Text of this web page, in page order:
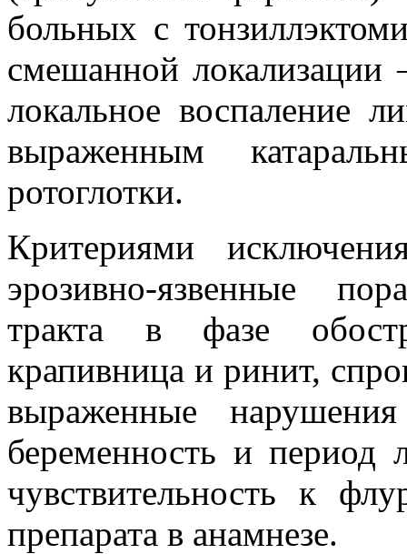
больных с
смешанной
локальное воспаление
выраженным
ротоглотки.
Критериями
эрозивно-язвенные
тракта в фазе
крапивница и ринит,
выраженные
беременность и период
чувствительность к
препарата в анамнезе.